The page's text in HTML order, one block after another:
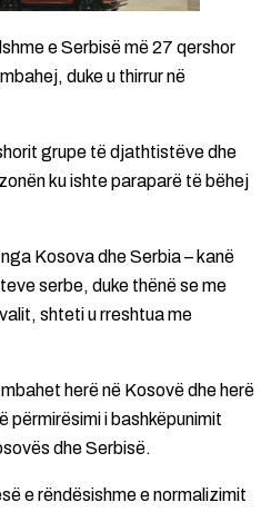
e Serbisë më 27 qershor
duke u thirrur në
grupe të djathtistëve dhe
ku ishte paraparë të bëhej
Kosova dhe Serbia – kanë
serbe, duke thënë se me
shteti u rreshtua me
herë në Kosovë dhe herë
përmirësimi i bashkëpunimit
dhe Serbisë.
e rëndësishme e normalizimit